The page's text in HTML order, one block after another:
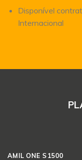
Disponível
Internacional
AMIL ONE S1500